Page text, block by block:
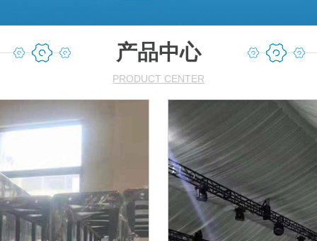
产品中心
PRODUCT CENTER